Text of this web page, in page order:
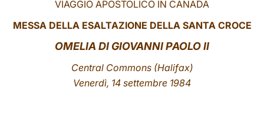
VIAGGIO APOSTOLICO IN CANADA
MESSA DELLA ESALTAZIONE DELLA SANTA CROCE
OMELIA DI GIOVANNI PAOLO II
Central Commons (Halifax)
Venerdì, 14 settembre 1984